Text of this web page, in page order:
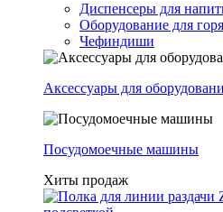
Диспенсеры для
Оборудование для
Чефиндиши
Аксессуары для
Посудомоечные машины
Хиты продаж